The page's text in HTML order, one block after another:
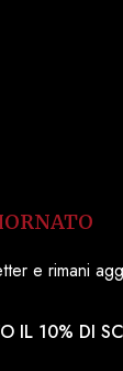
e rimani
IL 10% DI